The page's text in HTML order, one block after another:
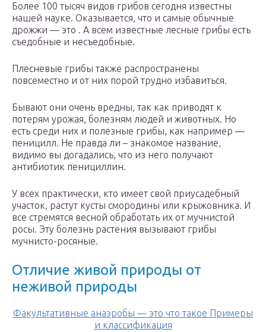
Более 100 тысяч видов грибов сегодня известны
нашей науке. Оказывается, что и самые обычные
дрожжи — это . А всем известные лесные грибы есть
съедобные и несъедобные.
Плесневые грибы также распространены
повсеместно и от них порой трудно избавиться.
Бывают они очень вредны, так как приводят к
потерям урожая, болезням людей и животных. Но
есть среди них и полезные грибы, как например —
пеницилл. Не правда ли – знакомое название,
видимо вы догадались, что из него получают
антибиотик пенициллин.
У всех практически, кто имеет свой приусадебный
участок, растут кусты смородины или крыжовника. И
все стремятся весной обработать их от мучнистой
росы. Эту болезнь растения вызывают грибы
мучнисто-росяные.
Отличие живой природы от
неживой природы
Факультативные анаэробы — это что такое Примеры
и классификация